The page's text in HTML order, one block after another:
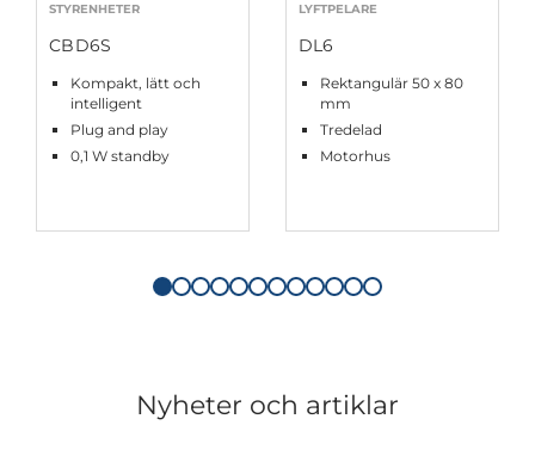
STYRENHETER
CBD6S
Kompakt, lätt och
intelligent
Plug and play
0,1 W standby
LYFTPELARE
DL6
Rektangulär 50 x 80
mm
Tredelad
Motorhus
Nyheter och artiklar